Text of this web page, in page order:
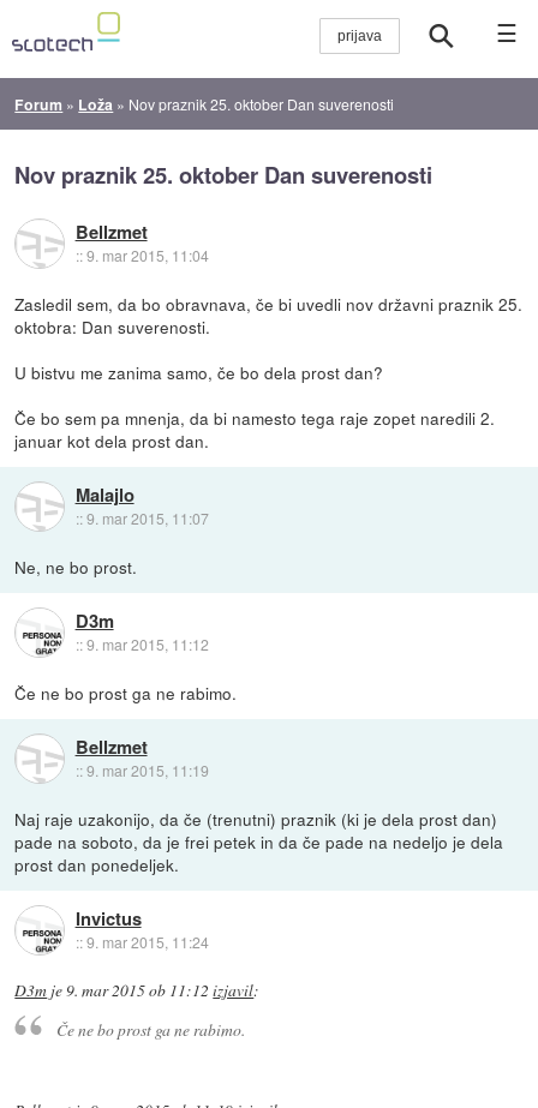
☰
Forum » Loža » Nov praznik 25. oktober Dan suverenosti
Nov praznik 25. oktober Dan suverenosti
Bellzmet
::9. mar 2015, 11:04
Zasledil sem, da bo obravnava, če bi uvedli nov državni praznik 25.
oktobra: Dan suverenosti.
U bistvu me zanima samo, če bo dela prost dan?
Če bo sem pa mnenja, da bi namesto tega raje zopet naredili 2.
januar kot dela prost dan.
Malajlo
::9. mar 2015, 11:07
Ne, ne bo prost.
D3m
::9. mar 2015, 11:12
Če ne bo prost ga ne rabimo.
Bellzmet
::9. mar 2015, 11:19
Naj raje uzakonijo, da če (trenutni) praznik (ki je dela prost dan)
pade na soboto, da je frei petek in da če pade na nedeljo je dela
prost dan ponedeljek.
Invictus
::9. mar 2015, 11:24
D3m je9. mar 2015 ob 11:12 izjavil:
Če ne bo prost ga ne rabimo.